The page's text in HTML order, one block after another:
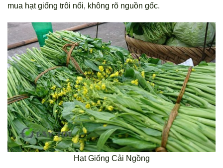
mua hạt giống trôi nổi, không rõ nguồn gốc.
Hạt Giống Cải Ngồng